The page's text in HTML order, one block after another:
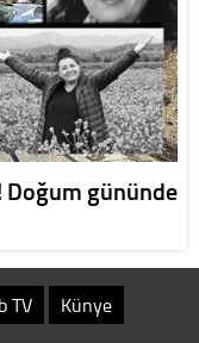
Doğum gününde
TV Künye